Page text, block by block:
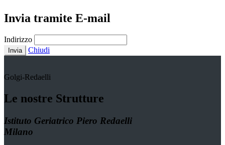
Invia tramite E-mail
Indirizzo
Invia Chiudi
Golgi-Redaelli
Le nostre Strutture
Istituto Geriatrico Piero Redaelli
Milano